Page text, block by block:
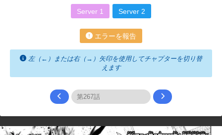
Server 1 Server 2
エラーを報告
左（←）または右（→）矢印を使用してチャプターを切り替
えます